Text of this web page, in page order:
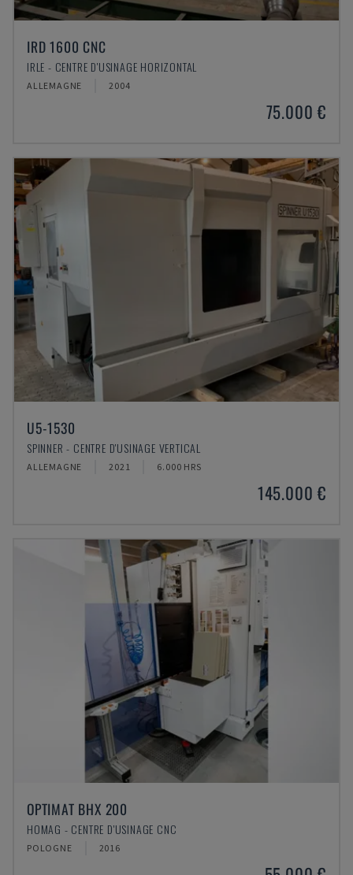
IRD 1600 CNC
IRLE - CENTRE D'USINAGE HORIZONTAL
ALLEMAGNE 2004
75.000 €
U5-1530
SPINNER - CENTRE D'USINAGE VERTICAL
ALLEMAGNE 2021 6.000 HRS
145.000 €
OPTIMAT BHX 200
HOMAG - CENTRE D'USINAGE CNC
POLOGNE 2016